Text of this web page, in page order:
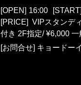
[OPEN] 16:00 [START]
[PRICE] VIPスタンデ
付き 2F指定/ ¥6,000
[お問合せ] キョードー